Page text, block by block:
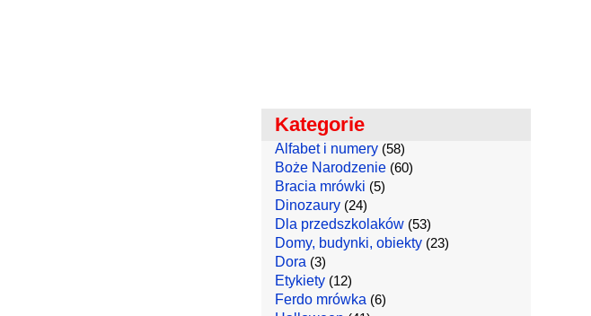
Kategorie
Alfabet i numery(58)
Boże Narodzenie(60)
Bracia mrówki (5)
Dinozaury(24)
Dla przedszkolaków(53)
Domy, budynki, obiekty(23)
Dora (3)
Etykiety(12)
Ferdo mrówka (6)